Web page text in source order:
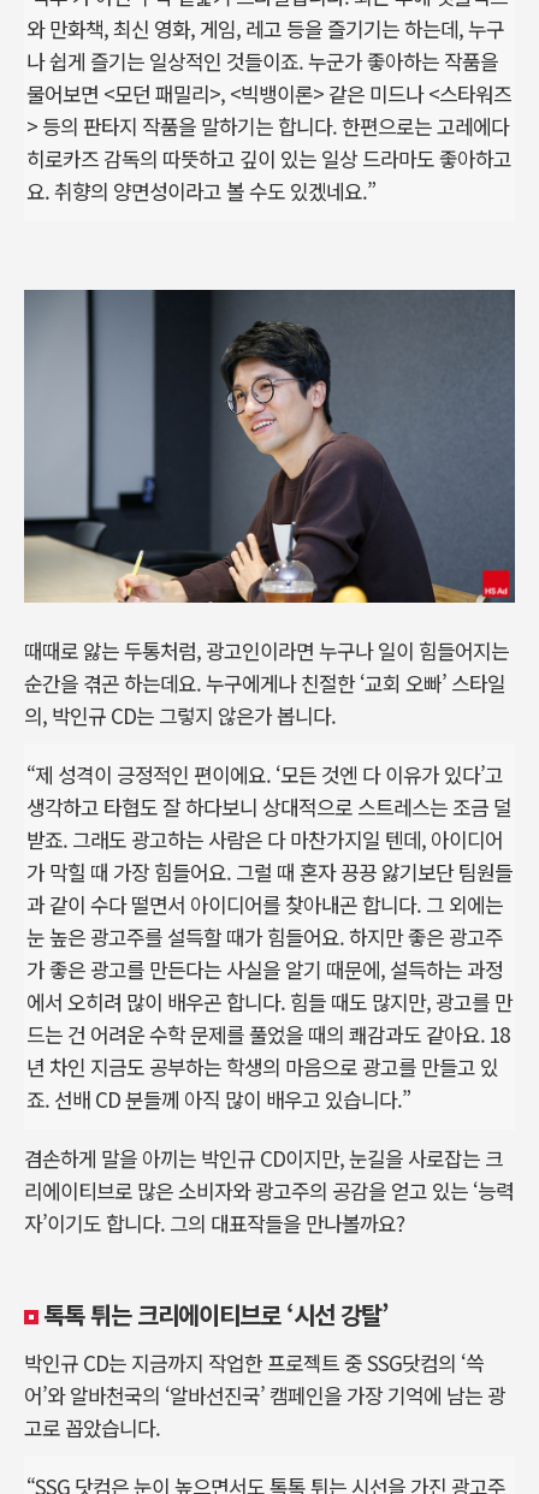
와 만화책, 최신 영화, 게임, 레고 등을 즐기기는 하는데, 누구
나 쉽게 즐기는 일상적인 것들이죠. 누군가 좋아하는 작품을
물어보면 <모던 패밀리>, <빅뱅이론> 같은 미드나 <스타워즈
> 등의 판타지 작품을 말하기는 합니다. 한편으로는 고레에다
히로카즈 감독의 따뜻하고 깊이 있는 일상 드라마도 좋아하고
요. 취향의 양면성이라고 볼 수도 있겠네요.”
때때로 앓는 두통처럼, 광고인이라면 누구나 일이 힘들어지는
순간을 겪곤 하는데요. 누구에게나 친절한 ‘교회 오빠’ 스타일
의, 박인규 CD는 그렇지 않은가 봅니다.
“제 성격이 긍정적인 편이에요. ‘모든 것엔 다 이유가 있다’고
생각하고 타협도 잘 하다보니 상대적으로 스트레스는 조금 덜
받죠. 그래도 광고하는 사람은 다 마찬가지일 텐데, 아이디어
가 막힐 때 가장 힘들어요. 그럴 때 혼자 끙끙 앓기보단 팀원들
과 같이 수다 떨면서 아이디어를 찾아내곤 합니다. 그 외에는
눈 높은 광고주를 설득할 때가 힘들어요. 하지만 좋은 광고주
가 좋은 광고를 만든다는 사실을 알기 때문에, 설득하는 과정
에서 오히려 많이 배우곤 합니다. 힘들 때도 많지만, 광고를 만
드는 건 어려운 수학 문제를 풀었을 때의 쾌감과도 같아요. 18
년 차인 지금도 공부하는 학생의 마음으로 광고를 만들고 있
죠. 선배 CD 분들께 아직 많이 배우고 있습니다.”
겸손하게 말을 아끼는 박인규 CD이지만, 눈길을 사로잡는 크
리에이티브로 많은 소비자와 광고주의 공감을 얻고 있는 ‘능력
자’이기도 합니다. 그의 대표작들을 만나볼까요?
톡톡 튀는 크리에이티브로 ‘시선 강탈’
박인규 CD는 지금까지 작업한 프로젝트 중 SSG닷컴의 ‘쓱
어’와 알바천국의 ‘알바선진국’ 캠페인을 가장 기억에 남는 광
고로 꼽았습니다.
“SSG 닷컴은 눈이 높으면서도 톡톡 튀는 시선을 가진 광고주